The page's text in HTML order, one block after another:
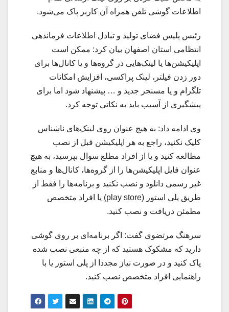
اطلاعات گوشی تلفن همراه آن کاربر پاک می‌شود.
رئیس پلیس فضای تولید و تبادل اطلاعات فرماندهی
انتظامی استان اصفهان بیان کرد: ممکن است
اپلیکیشن‌ها یا لینک‌هایی در گروه‌ها و یا کانال‌ها برای
دور زدن فیلتر، لینک پراکسی، افزایش امکانات
تلگرام و یا مسنجر جدید و … پیشنهاد شود اما برای
پیشگیری از آسیب باید به نکاتی توجه کرد.
وی ادامه داد: به هیچ عنوان روی لینک‌های ناشناس
کلیک نکنید، راجع به هر اپلیکیشن قبل از نصب
مطالعه کنید و یا از افراد مطلع سوال بپرسید، به هیچ
عنوان فایل اپلیکیشن‌ها را از گروه‌ها، کانال‌ها و منابع
غیر رسمی دانلود و نصب نکنید و برنامه‌ها را فقط از
طریق پلی استور (play store) یا افراد متخصص
مطمئن دریافت و نصب کنید.
سرهنگ مرتضوی گفت: اگر برنامه‌ای بر روی گوشی
دارید که مشکوک هستید که از چه منبعی نصب شده
پاک کنید و در صورت نیاز مجددا از پلی استور یا با
راهنمایی افراد متخصص نصب کنید.